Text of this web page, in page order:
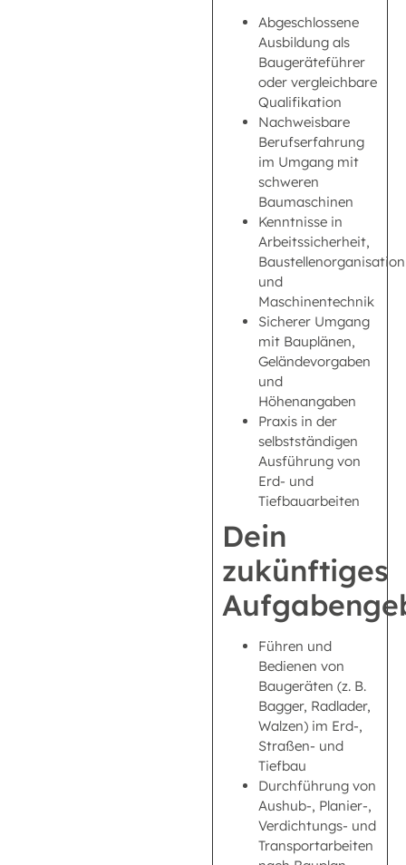
Abgeschlossene
Ausbildung als
Baugeräteführer
oder vergleichbare
Qualifikation
Nachweisbare
Berufserfahrung
im Umgang mit
schweren
Baumaschinen
Kenntnisse in
Arbeitssicherheit,
Baustellenorganisation
und
Maschinentechnik
Sicherer Umgang
mit Bauplänen,
Geländevorgaben
und
Höhenangaben
Praxis in der
selbstständigen
Ausführung von
Erd- und
Tiefbauarbeiten
Dein
zukünftiges
Führen und
Bedienen von
Baugeräten (z. B.
Bagger, Radlader,
Walzen) im Erd-,
Straßen- und
Tiefbau
Durchführung von
Aushub-, Planier-,
Verdichtungs- und
Transportarbeiten